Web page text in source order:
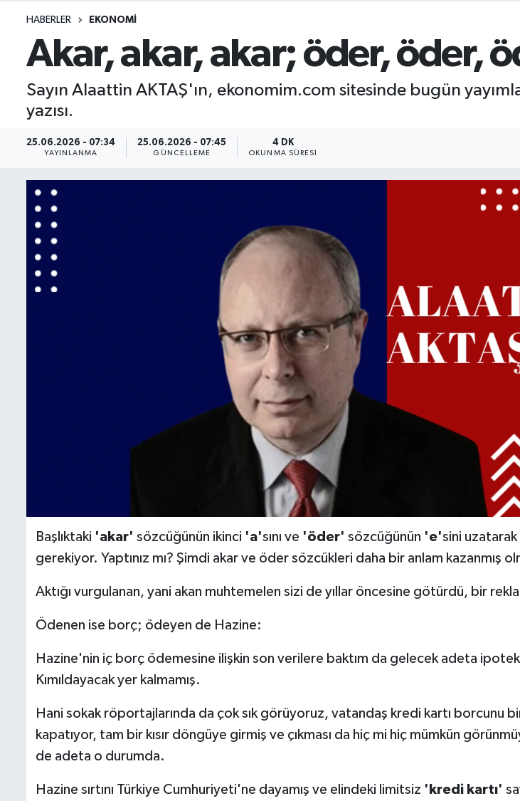
HABERLER EKONOMI
Akar, akar, akar; öder, öder,
Sayın Alaattin AKTAŞ'ın, ekonomim.com sitesinde bugün
yazısı.
25.06.2026 - 07:34
YAYINLANMA
25.06.2026 - 07:45
GÜNCELLEME
4 DK
OKUNMA SÜRESI
Başlıktaki 'akar' sözcüğünün ikinci 'a'sını ve 'öder' sözcüğünün 'e'sini uzatarak
gerekiyor. Yaptınız mı? Şimdi akar ve öder sözcükleri daha bir anlam kazanmış
Aktığı vurgulanan, yani akan muhtemelen sizi de yıllar öncesine götürdü, bir
Ödenen ise borç; ödeyen de Hazine:
Hazine'nin iç borç ödemesine ilişkin son verilere baktım da gelecek adeta ipotek
Kımıldayacak yer kalmamış.
Hani sokak röportajlarında da çok sık görüyoruz, vatandaş kredi kartı borcunu
kapatıyor, tam bir kısır döngüye girmiş ve çıkması da hiç mi hiç mümkün
de adeta o durumda.
Hazine sırtını Türkiye Cumhuriyeti'ne dayamış ve elindeki limitsiz 'kredi kartı'
İletişim
Künye
Yasal Uyarı